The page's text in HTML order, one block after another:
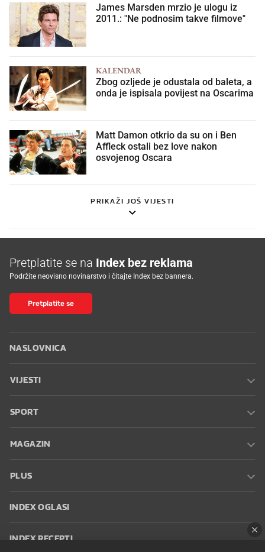
James Marsden mrzio je ulogu iz
2011.: "Ne podnosim takve filmove"
KALENDAR
Zbog ozljede je odustala od baleta, a
onda je ispisala povijest na Oscarima
Matt Damon otkrio da su on i Ben
Affleck ostali bez love nakon
osvojenog Oscara
PRIKAŽI JOŠ VIJESTI
Pretplatite se na Index bez reklama
Podržite neovisno novinarstvo i čitajte Index bez bannera.
Pretplatite se
NASLOVNICA
VIJESTI
SPORT
MAGAZIN
PLUS
INDEX OGLASI
INDEX RECEPTI